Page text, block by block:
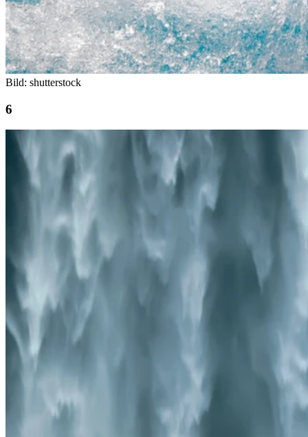
Bild: shutterstock